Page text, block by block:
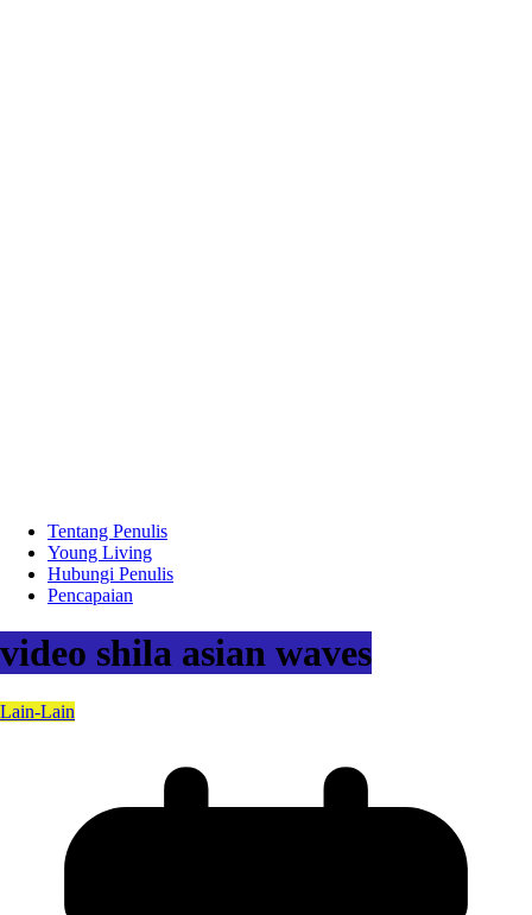
Tentang Penulis
Young Living
Hubungi Penulis
Pencapaian
video shila asian waves
Lain-Lain